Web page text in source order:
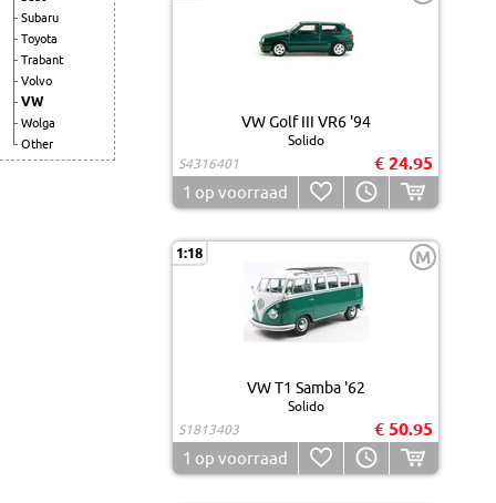
Subaru
Toyota
Trabant
Volvo
VW
Wolga
Other
VW Golf III VR6 '94
Solido
S4316401
€ 24.95
1 op voorraad
1:18 M
VW T1 Samba '62
Solido
S1813403
€ 50.95
1 op voorraad